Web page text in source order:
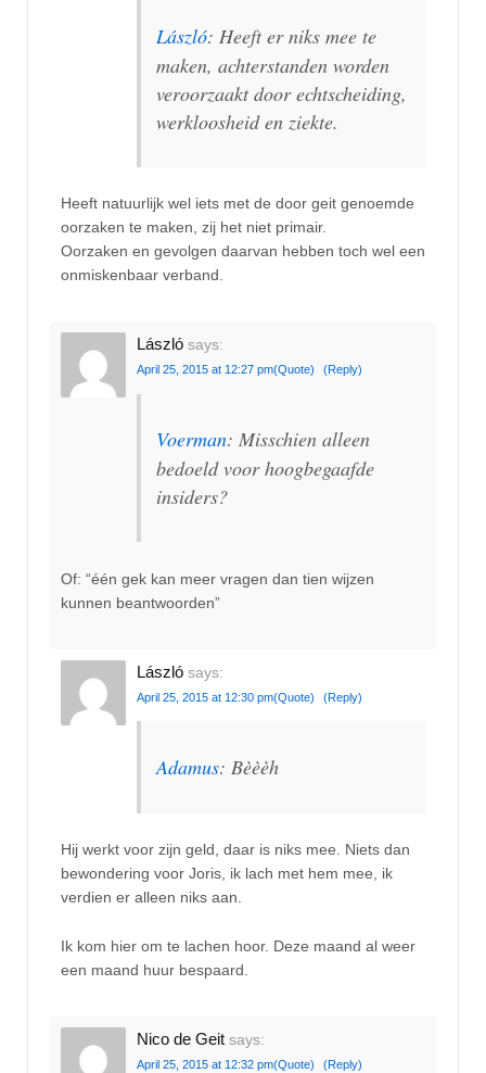
László: Heeft er niks mee te
maken, achterstanden worden
veroorzaakt door echtscheiding,
werkloosheid en ziekte.
Heeft natuurlijk wel iets met de door geit genoemde
oorzaken te maken, zij het niet primair.
Oorzaken en gevolgen daarvan hebben toch wel een
onmiskenbaar verband.
László says:
April 25, 2015 at 12:27 pm(Quote) (Reply)
Voerman: Misschien alleen
bedoeld voor hoogbegaafde
insiders?
Of: “één gek kan meer vragen dan tien wijzen
kunnen beantwoorden”
László says:
April 25, 2015 at 12:30 pm(Quote) (Reply)
Adamus: Bèèèh
Hij werkt voor zijn geld, daar is niks mee. Niets dan
bewondering voor Joris, ik lach met hem mee, ik
verdien er alleen niks aan.
Ik kom hier om te lachen hoor. Deze maand al weer
een maand huur bespaard.
Nico de Geit says:
April 25, 2015 at 12:32 pm(Quote) (Reply)